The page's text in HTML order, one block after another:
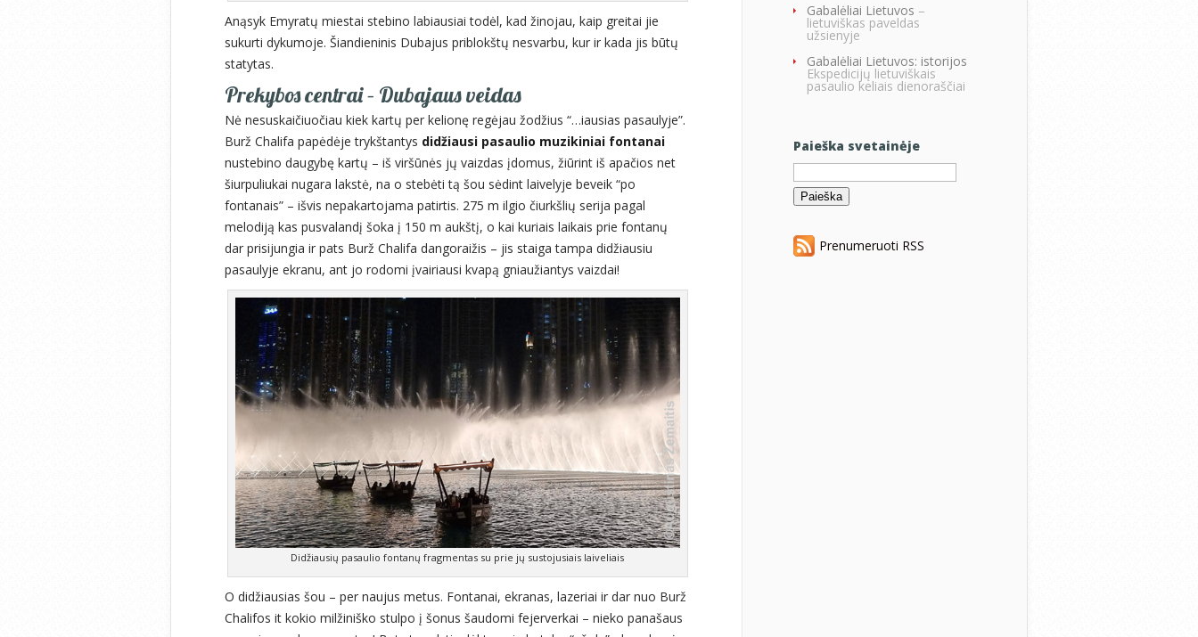
Anąsyk Emyratų miestai stebino labiausiai todėl, kad žinojau, kaip greitai jie
sukurti dykumoje. Šiandieninis Dubajus priblokštų nesvarbu, kur ir kada jis būtų
statytas.
Prekybos centrai – Dubajaus veidas
Nė nesuskaičiuočiau kiek kartų per kelionę regėjau žodžius “…iausias pasaulyje”.
Burž Chalifa papėdėje trykštantys didžiausi pasaulio muzikiniai fontanai
nustebino daugybę kartų – iš viršūnės jų vaizdas įdomus, žiūrint iš apačios net
šiurpuliukai nugara lakstė, na o stebėti tą šou sėdint laivelyje beveik “po
fontanais” – išvis nepakartojama patirtis. 275 m ilgio čiurkšlių serija pagal
melodiją kas pusvalandį šoka į 150 m aukštį, o kai kuriais laikais prie fontanų
dar prisijungia ir pats Burž Chalifa dangoraižis – jis staiga tampa didžiausiu
pasaulyje ekranu, ant jo rodomi įvairiausi kvapą gniaužiantys vaizdai!
Didžiausių pasaulio fontanų fragmentas su prie jų sustojusiais laiveliais
O didžiausias šou – per naujus metus. Fontanai, ekranas, lazeriai ir dar nuo Burž
Chalifos it kokio milžiniško stulpo į šonus šaudomi fejerverkai – nieko panašaus
Gabalėliai Lietuvos –
lietuviškas paveldas
užsienyje
Gabalėliai Lietuvos: istorijos
Ekspedicijų lietuviškais
pasaulio keliais dienoraščiai
Paieška svetainėje
Ieškoti:
Prenumeruoti RSS